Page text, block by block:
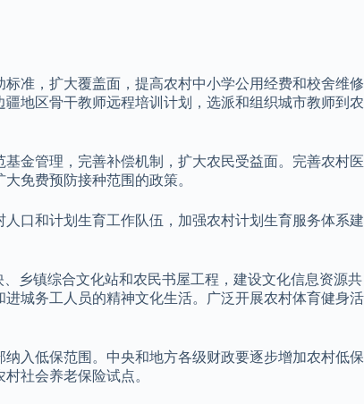
准，扩大覆盖面，提高农村中小学公用经费和校舍维修
地区骨干教师远程培训计划，选派和组织城市教师到农
金管理，完善补偿机制，扩大农民受益面。完善农村医
免费预防接种范围的政策。
口和计划生育工作队伍，加强农村计划生育服务体系建
乡镇综合文化站和农民书屋工程，建设文化信息资源共
城务工人员的精神文化生活。广泛开展农村体育健身活
入低保范围。中央和地方各级财政要逐步增加农村低保
社会养老保险试点。